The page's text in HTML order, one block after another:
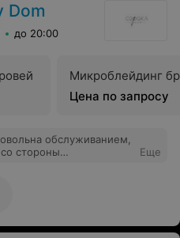
Dom
до 20:00
Микроблейдинг
Цена по запросу
обслуживанием,
стороны
руки. Мне удалось
и голову). Побыть на
после Спа
прийти снова
Еще